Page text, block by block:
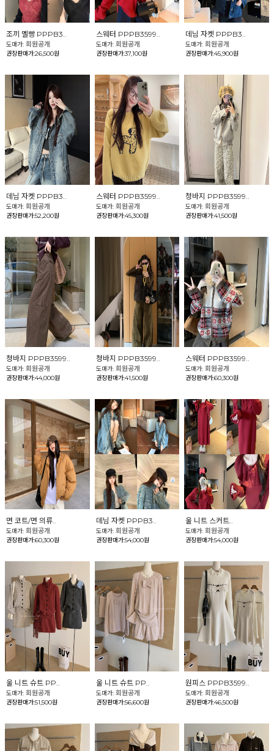
조끼 멜빵 PPPB3..
도매가: 회원공개
권장판매가:26,500원
스웨터 PPPB3599..
도매가: 회원공개
권장판매가:37,100원
데님 자켓 PPPB3..
도매가:회원공개
권장판매가:45,900원
데님 자켓 PPPB3..
도매가: 회원공개
권장판매가:52,200원
스웨터 PPPB3599..
도매가: 회원공개
권장판매가:45,300원
청바지 PPPB3599..
도매가:회원공개
권장판매가:41,500원
청바지 PPPB3599..
도매가: 회원공개
권장판매가:44,000원
청바지 PPPB3599..
도매가: 회원공개
권장판매가:41,500원
스웨터 PPPB3599..
도매가:회원공개
권장판매가:60,300원
면 코트/면 의류..
도매가: 회원공개
권장판매가:60,300원
데님 자켓 PPPB3..
도매가: 회원공개
권장판매가:54,000원
울 니트 스커트..
도매가:회원공개
권장판매가:54,000원
울 니트 슈트 PP..
도매가: 회원공개
권장판매가:51,500원
울 니트 슈트 PP..
도매가: 회원공개
권장판매가:56,600원
원피스 PPPB3599..
도매가:회원공개
권장판매가:46,500원